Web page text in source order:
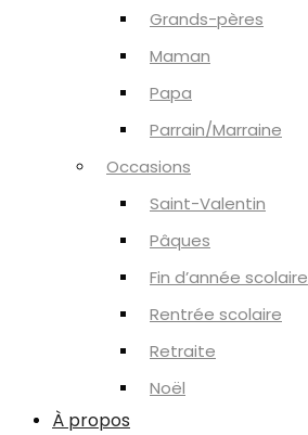
Grands-pères
Maman
Papa
Parrain/Marraine
Occasions
Saint-Valentin
Pâques
Fin d’année scolaire
Rentrée scolaire
Retraite
Noël
À propos